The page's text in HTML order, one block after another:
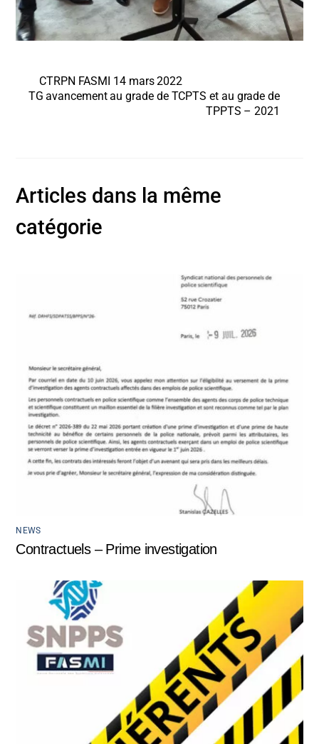
CTRPN FASMI 14 mars 2022
TG avancement au grade de TCPTS et au grade de
TPPTS – 2021
Articles dans la même
catégorie
NEWS
Contractuels – Prime investigation